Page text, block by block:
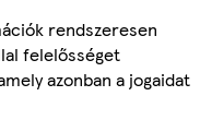
rendszeresen
felelősséget
azonban a jogaidat